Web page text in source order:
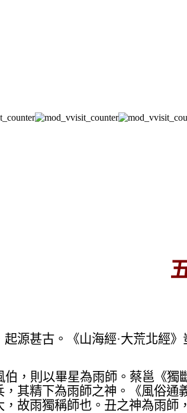
甚古。《山海經·大荒北經》
伯，則以畢星為雨師。蔡邕《
其精下為雨師之神。《風俗
故雨獨稱師也。丑之神為雨師